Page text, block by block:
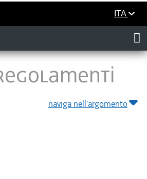
ITA
naviga nell'argomento